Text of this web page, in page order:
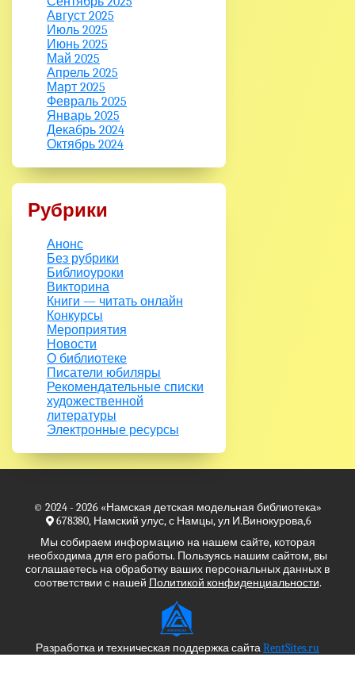
Август 2025
Июль 2025
Июнь 2025
Май 2025
Апрель 2025
Март 2025
Февраль 2025
Январь 2025
Декабрь 2024
Октябрь 2024
Рубрики
Анонс
Без рубрики
Библиоуроки
Викторина
Книги — читать онлайн
Конкурсы
Мероприятия
Новости
О библиотеке
Писатели юбиляры
Рекомендательные списки
художественной
литературы
Электронные ресурсы
© 2024 - 2026 «Намская детская модельная библиотека»
678380, Намский улус, с Намцы, ул И.Винокурова,6
Мы собираем информацию на нашем сайте, которая
необходима для его работы. Пользуясь нашим сайтом, вы
соглашаетесь на обработку ваших персональных данных в
соответствии с нашей Политикой конфиденциальности.
Разработка и техническая поддержка сайтаRentSites.ru